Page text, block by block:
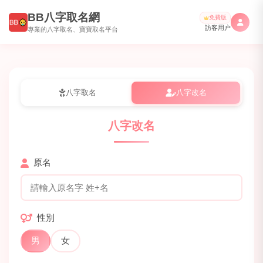
BB八字取名網
專業的八字取名、寶寶取名平台
免費版
訪客用户
八字取名 八字改名
八字改名
原名
性別
男 女